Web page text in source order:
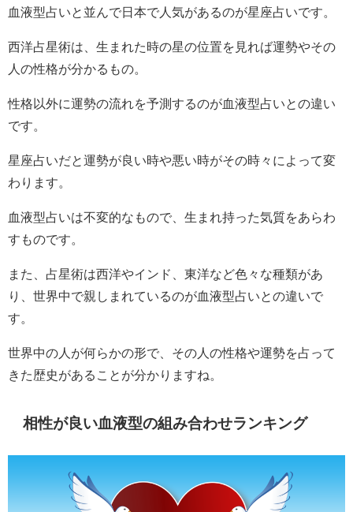
血液型占いと並んで日本で人気があるのが星座占いです。
西洋占星術は、生まれた時の星の位置を見れば運勢やその
人の性格が分かるもの。
性格以外に運勢の流れを予測するのが血液型占いとの違い
です。
星座占いだと運勢が良い時や悪い時がその時々によって変
わります。
血液型占いは不変的なもので、生まれ持った気質をあらわ
すものです。
また、占星術は西洋やインド、東洋など色々な種類があ
り、世界中で親しまれているのが血液型占いとの違いで
す。
世界中の人が何らかの形で、その人の性格や運勢を占って
きた歴史があることが分かりますね。
相性が良い血液型の組み合わせランキング